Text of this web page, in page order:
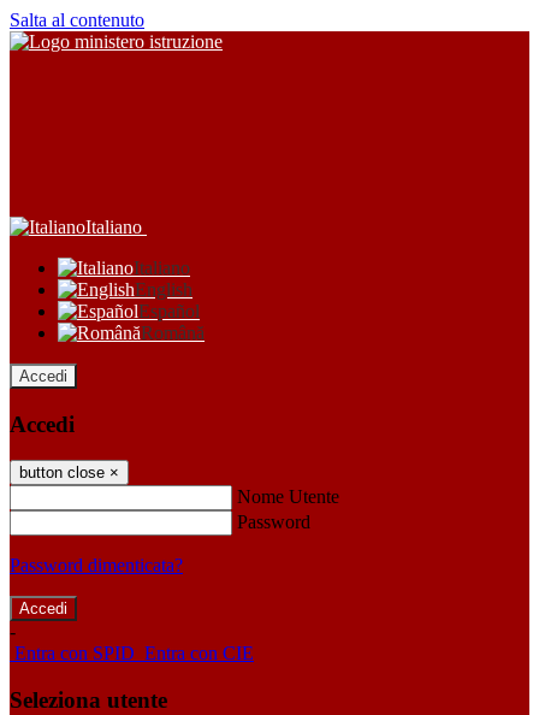
Salta al contenuto
Italiano
Italiano
English
Español
Română
Accedi
Accedi
button close ×
Nome Utente
Password
Password dimenticata?
-
Entra con SPID Entra con CIE
Seleziona utente